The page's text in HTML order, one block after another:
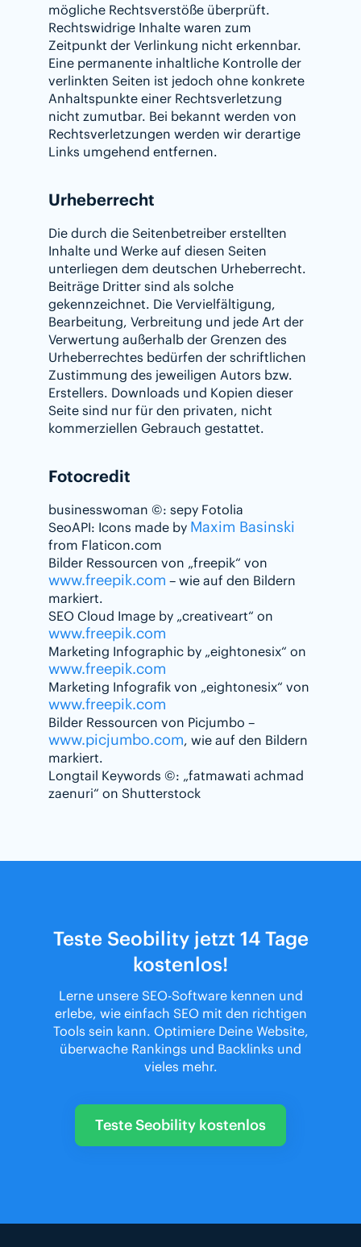
mögliche Rechtsverstöße überprüft.
Rechtswidrige Inhalte waren zum
Zeitpunkt der Verlinkung nicht erkennbar.
Eine permanente inhaltliche Kontrolle der
verlinkten Seiten ist jedoch ohne konkrete
Anhaltspunkte einer Rechtsverletzung
nicht zumutbar. Bei bekannt werden von
Rechtsverletzungen werden wir derartige
Links umgehend entfernen.
Urheberrecht
Die durch die Seitenbetreiber erstellten
Inhalte und Werke auf diesen Seiten
unterliegen dem deutschen Urheberrecht.
Beiträge Dritter sind als solche
gekennzeichnet. Die Vervielfältigung,
Bearbeitung, Verbreitung und jede Art der
Verwertung außerhalb der Grenzen des
Urheberrechtes bedürfen der schriftlichen
Zustimmung des jeweiligen Autors bzw.
Erstellers. Downloads und Kopien dieser
Seite sind nur für den privaten, nicht
kommerziellen Gebrauch gestattet.
Fotocredit
businesswoman ©: sepy Fotolia
SeoAPI: Icons made by Maxim Basinski
from Flaticon.com
Bilder Ressourcen von „freepik“ von
www.freepik.com – wie auf den Bildern
markiert.
SEO Cloud Image by „creativeart“ on
www.freepik.com
Marketing Infographic by „eightonesix“ on
www.freepik.com
Marketing Infografik von „eightonesix“ von
www.freepik.com
Bilder Ressourcen von Picjumbo –
www.picjumbo.com, wie auf den Bildern
markiert.
Longtail Keywords ©: „fatmawati achmad
zaenuri“ on Shutterstock
Teste Seobility jetzt 14 Tage
kostenlos!
Lerne unsere SEO-Software kennen und
erlebe, wie einfach SEO mit den richtigen
Tools sein kann. Optimiere Deine Website,
überwache Rankings und Backlinks und
vieles mehr.
Teste Seobility kostenlos